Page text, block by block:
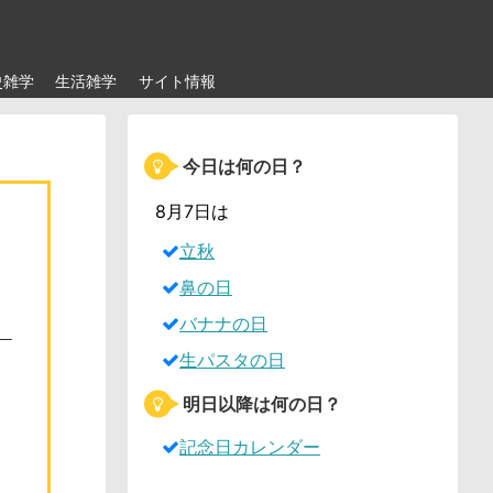
学 生活雑学 サイト情報
今日は何の日？
8月7日は
立秋
鼻の日
バナナの日
生パスタの日
明日以降は何の日？
記念日カレンダー